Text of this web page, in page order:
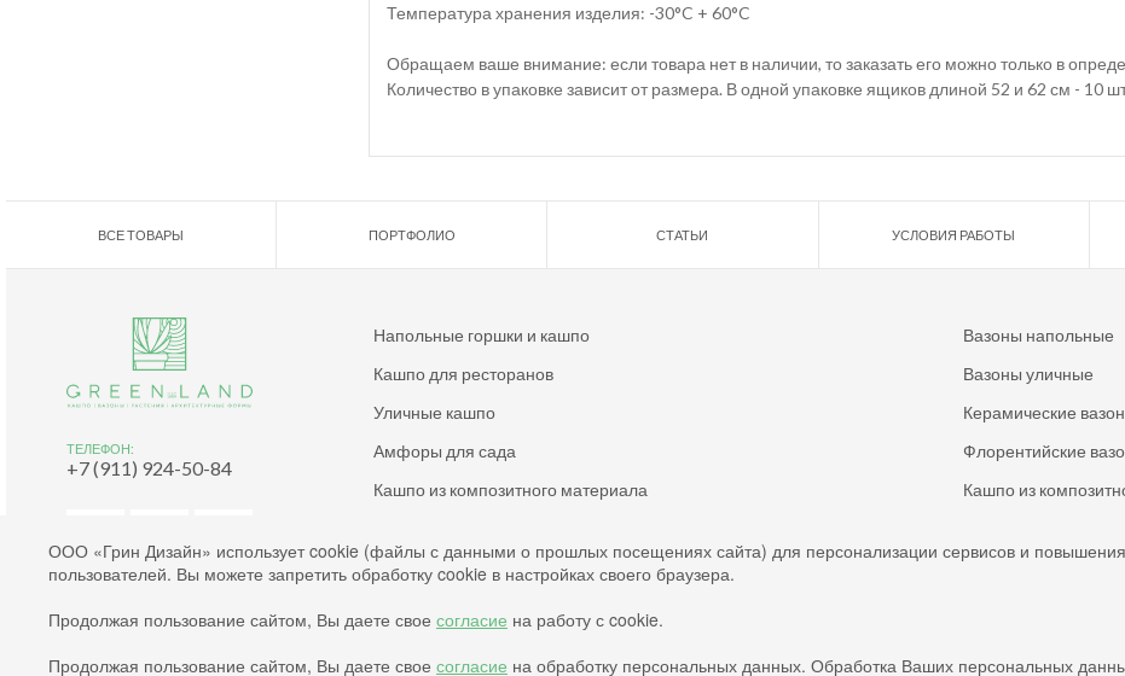
Температура хранения изделия: -30°C + 60°C
Обращаем ваше внимание: если товара нет в наличии, то заказать его можно только в
Количество в упаковке зависит от размера. В одной упаковке ящиков длиной 52 и 62 см - 10
ВСЕ ТОВАРЫ ПОРТФОЛИО СТАТЬИ УСЛОВИЯ РАБОТЫ
ТЕЛЕФОН:
+7 (911) 924-50-84
Напольные горшки и кашпо
Вазоны напольные
Кашпо для ресторанов
Вазоны уличные
Уличные кашпо
Керамические
Амфоры для сада
Флорентийские
Кашпо из композитного материала
Кашпо из
Согласие на обработку персональных данных
2003-2026 © Green Land. All rights reserved.
ООО «Грин Дизайн» использует cookie (файлы с данными о прошлых посещениях сайта) для персонализации сервисов и
пользователей. Вы можете запретить обработку cookie в настройках своего браузера.
Продолжая пользование сайтом, Вы даете свое согласие на работу с cookie.
Продолжая пользование сайтом, Вы даете свое согласие на обработку персональных данных. Обработка Ваших персональных